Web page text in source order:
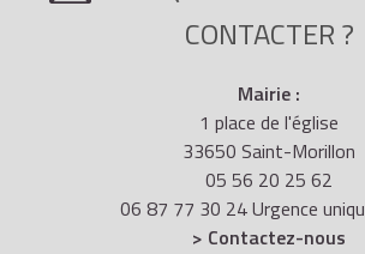
CONTACTER ?
Mairie :
1 place de l'église
33650 Saint-Morillon
05 56 20 25 62
06 87 77 30 24 Urgence
> Contactez-nous